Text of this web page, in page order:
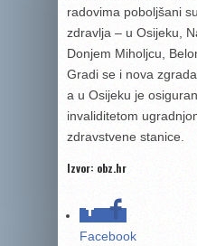
radovima poboljšani
zdravlja – u Osijeku,
Donjem Miholjcu,
Gradi se i nova
a u Osijeku je
invaliditetom
zdravstvene stanice.
Izvor: obz.hr
Facebook